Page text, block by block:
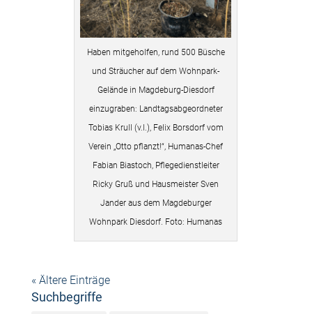
Haben mitgeholfen, rund 500 Büsche
und Sträucher auf dem Wohnpark-
Gelände in Magdeburg-Diesdorf
einzugraben: Landtagsabgeordneter
Tobias Krull (v.l.), Felix Borsdorf vom
Verein „Otto pflanzt!“, Humanas-Chef
Fabian Biastoch, Pflegedienstleiter
Ricky Gruß und Hausmeister Sven
Jander aus dem Magdeburger
Wohnpark Diesdorf. Foto: Humanas
« Ältere Einträge
Suchbegriffe